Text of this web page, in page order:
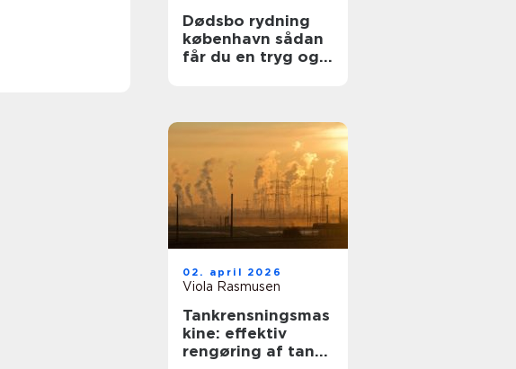
Dødsbo rydning
københavn sådan
får du en tryg og
02. april 2026
Viola Rasmusen
Tankrensningsmas
kine: effektiv
rengøring af tanke